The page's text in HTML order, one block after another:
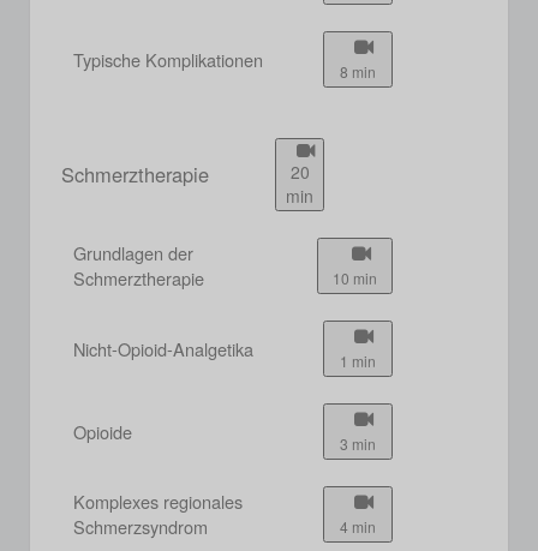
Typische Komplikationen 8 min
Schmerztherapie
20
min
Grundlagen der
Schmerztherapie
10 min
Nicht-Opioid-Analgetika 1 min
Opioide 3 min
Komplexes regionales
Schmerzsyndrom
4 min